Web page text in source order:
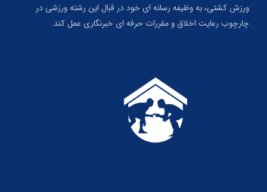
ورزش کشتی، به وظیفه رسانه ای خود در قبال این رشته ورزشی در
چارچوب رعایت اخلاق و مقررات حرفه ای خبرنگاری عمل کند.